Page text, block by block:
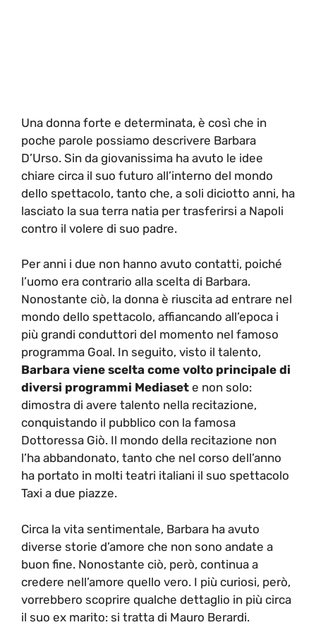
Una donna forte e determinata, è così che in
poche parole possiamo descrivere Barbara
D’Urso. Sin da giovanissima ha avuto le idee
chiare circa il suo futuro all’interno del mondo
dello spettacolo, tanto che, a soli diciotto anni, ha
lasciato la sua terra natia per trasferirsi a Napoli
contro il volere di suo padre.
Per anni i due non hanno avuto contatti, poiché
l’uomo era contrario alla scelta di Barbara.
Nonostante ciò, la donna è riuscita ad entrare nel
mondo dello spettacolo, affiancando all’epoca i
più grandi conduttori del momento nel famoso
programma Goal. In seguito, visto il talento,
Barbara viene scelta come volto principale di
diversi programmi Mediaset e non solo:
dimostra di avere talento nella recitazione,
conquistando il pubblico con la famosa
Dottoressa Giò. Il mondo della recitazione non
l’ha abbandonato, tanto che nel corso dell’anno
ha portato in molti teatri italiani il suo spettacolo
Taxi a due piazze.
Circa la vita sentimentale, Barbara ha avuto
diverse storie d’amore che non sono andate a
buon fine. Nonostante ciò, però, continua a
credere nell’amore quello vero. I più curiosi, però,
vorrebbero scoprire qualche dettaglio in più circa
il suo ex marito: si tratta di Mauro Berardi.